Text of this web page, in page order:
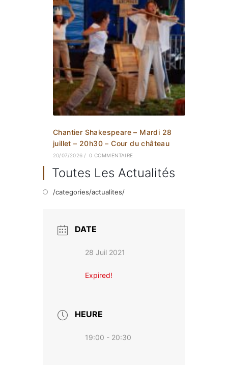
Chantier Shakespeare – Mardi 28
juillet – 20h30 – Cour du château
20/07/2026 / 0 COMMENTAIRE
Toutes Les Actualités
/categories/actualites/
DATE
28 Juil 2021
Expired!
HEURE
19:00 - 20:30